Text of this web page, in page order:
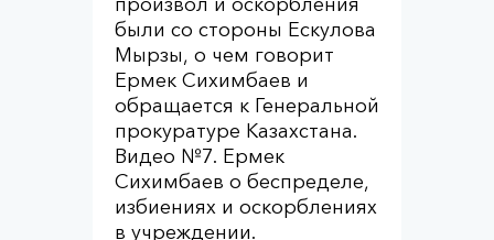
были со стороны Ескулова
Мырзы, о чем говорит
Ермек Сихимбаев и
обращается к Генеральной
прокуратуре Казахстана.
Видео №7. Ермек
Сихимбаев о беспределе,
избиениях и оскорблениях
в учреждении.